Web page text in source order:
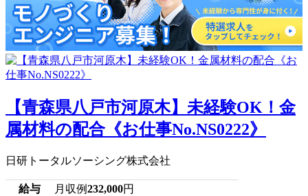
【青森県八戸市河原木】未経験OK！金
属材料の配合《お仕事No.NS0222》
日研トータルソーシング株式会社
給与 月収例232,000円